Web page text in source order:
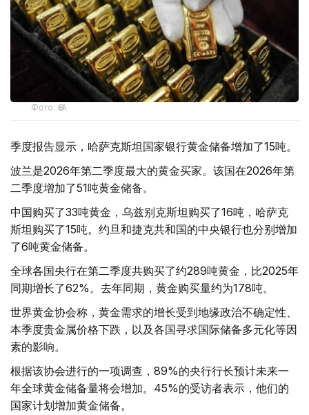
Фото: ӨзА
季度报告显示，哈萨克斯坦国家银行黄金储备增加了15吨。
波兰是2026年第二季度最大的黄金买家。该国在2026年第
二季度增加了51吨黄金储备。
中国购买了33吨黄金，乌兹别克斯坦购买了16吨，哈萨克
斯坦购买了15吨。约旦和捷克共和国的中央银行也分别增加
了6吨黄金储备。
全球各国央行在第二季度共购买了约289吨黄金，比2025年
同期增长了62%。去年同期，黄金购买量约为178吨。
世界黄金协会称，黄金需求的增长受到地缘政治不确定性、
本季度贵金属价格下跌，以及各国寻求国际储备多元化等因
素的影响。
根据该协会进行的一项调查，89%的央行行长预计未来一
年全球黄金储备量将会增加。45%的受访者表示，他们的
国家计划增加黄金储备。